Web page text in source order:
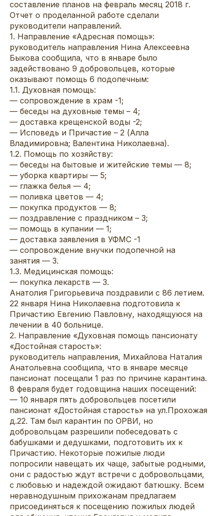
составление планов на февраль месяц 2018 г.
Отчет о проделанной работе сделали
руководители направлений.
1. Направление «Адресная помощь»:
руководитель направления Нина Алексеевна
Быкова сообщила, что в январе было
задействовано 9 добровольцев, которые
оказывают помощь 6 подопечным:
1.1. Духовная помощь:
— сопровождение в храм -1;
— беседы на духовные темы – 4;
— доставка крещенской воды -2;
— Исповедь и Причастие – 2 (Алла
Владимировна; Валентина Николаевна).
1.2. Помощь по хозяйству:
— беседы на бытовые и житейские темы — 8;
— уборка квартиры — 5;
— глажка белья — 4;
— поливка цветов — 4;
— покупка продуктов — 8;
— поздравление с праздником – 3;
— помощь в купании — 1;
— доставка заявления в УФМС -1
— сопровождение внучки подопечной на
занятия — 3.
1.3. Медицинская помощь:
— покупка лекарств — 3.
Анатолия Григорьевича поздравили с 86 летием.
22 января Нина Николаевна подготовила к
Причастию Евгению Павловну, находящуюся на
лечении в 40 больнице.
2. Направление «Духовная помощь пансионату
«Достойная старость»:
руководитель направления, Михайлова Наталия
Анатольевна сообщила, что в январе месяце
пансионат посещали 1 раз по причине карантина.
8 февраля будет годовщина наших посещений:
— 10 января пять добровольцев посетили
пансионат «Достойная старость» на ул.Прохожая
д.22. Там был карантин по ОРВИ, но
добровольцам разрешили побеседовать с
бабушками и дедушками, подготовить их к
Причастию. Некоторые пожилые люди
попросили навещать их чаще, забытые родными,
они с радостью ждут встречи с добровольцами,
с любовью и надеждой ожидают батюшку. Всем
неравнодушным прихожанам предлагаем
присоединяться к посещению пожилых людей